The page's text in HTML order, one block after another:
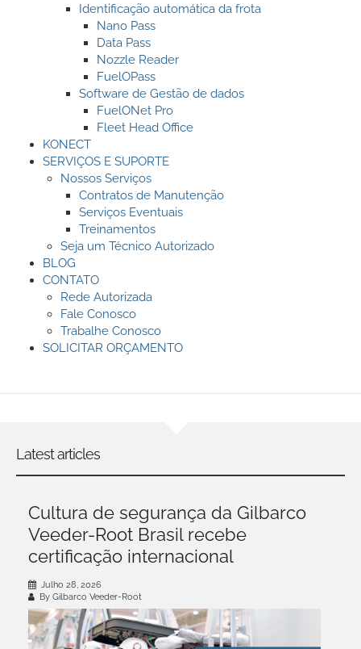
Identificação automática da frota
Nano Pass
Data Pass
Nozzle Reader
FuelOPass
Software de Gestão de dados
FuelONet Pro
Fleet Head Office
KONECT
SERVIÇOS E SUPORTE
Nossos Serviços
Contratos de Manutenção
Serviços Eventuais
Treinamentos
Seja um Técnico Autorizado
BLOG
CONTATO
Rede Autorizada
Fale Conosco
Trabalhe Conosco
SOLICITAR ORÇAMENTO
Latest articles
Cultura de segurança da Gilbarco
Veeder-Root Brasil recebe
certificação internacional
Julho 28, 2026
By Gilbarco Veeder-Root